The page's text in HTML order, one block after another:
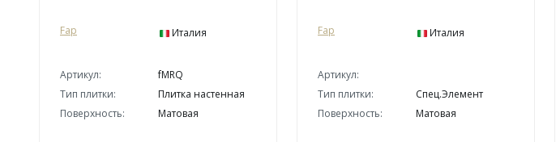
Fap Италия
Артикул:
fMRQ
Тип плитки:
Плитка настенная
Поверхность:
Матовая
Fap Италия
Артикул:
Тип плитки:
Спец.Элемент
Поверхность:
Матовая